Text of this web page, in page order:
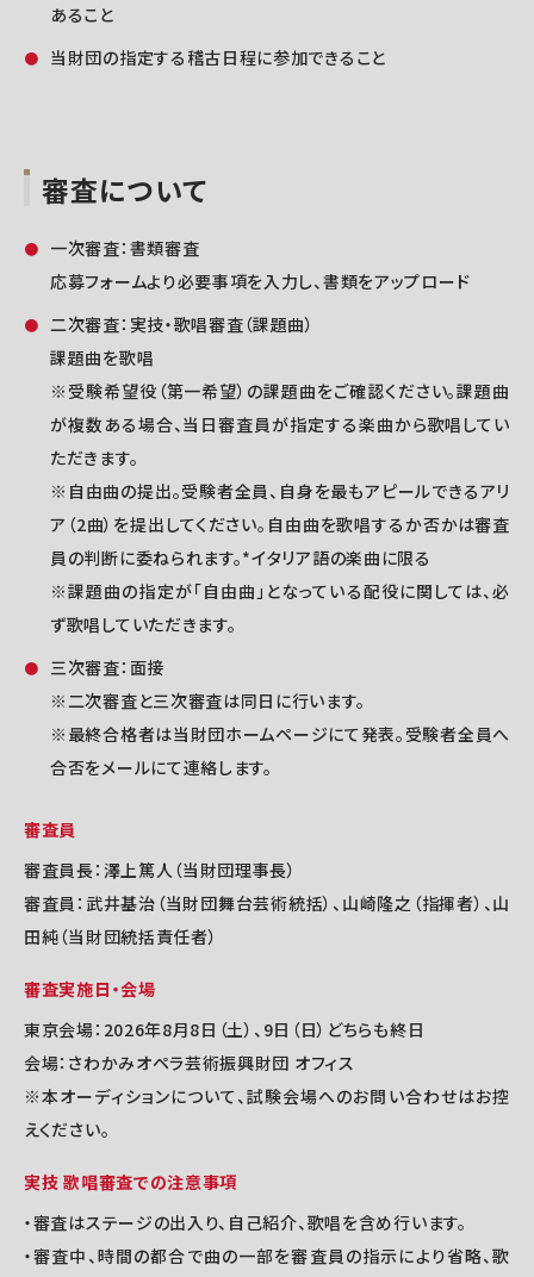
あること
当財団の指定する稽古日程に参加できること
審査について
一次審査：書類審査
応募フォームより必要事項を入力し、書類をアップロード
二次審査：実技・歌唱審査（課題曲）
課題曲を歌唱
※受験希望役（第一希望）の課題曲をご確認ください。課題曲
が複数ある場合、当日審査員が指定する楽曲から歌唱してい
ただきます。
※自由曲の提出。受験者全員、自身を最もアピールできるアリ
ア（2曲）を提出してください。自由曲を歌唱するか否かは審査
員の判断に委ねられます。*イタリア語の楽曲に限る
※課題曲の指定が「自由曲」となっている配役に関しては、必
ず歌唱していただきます。
三次審査：面接
※二次審査と三次審査は同日に行います。
※最終合格者は当財団ホームページにて発表。受験者全員へ
合否をメールにて連絡します。
審査員
審査員長：澤上篤人（当財団理事長）
審査員：武井基治（当財団舞台芸術統括）、山崎隆之（指揮者）、山
田純（当財団統括責任者）
審査実施日・会場
東京会場：2026年8月8日（土）、9日（日）どちらも終日
会場：さわかみオペラ芸術振興財団 オフィス
※本オーディションについて、試験会場へのお問い合わせはお控
えください。
実技 歌唱審査での注意事項
・審査はステージの出入り、自己紹介、歌唱を含め行います。
・審査中、時間の都合で曲の一部を審査員の指示により省略、歌